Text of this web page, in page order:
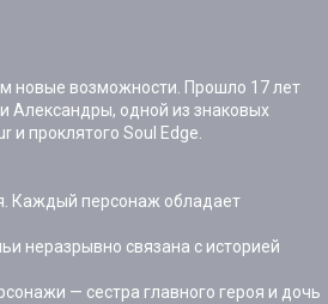
новые возможности. Прошло 17 лет
Александры, одной из знаковых
проклятого Soul Edge.
Каждый персонаж обладает
неразрывно связана с историей
— сестра главного героя и дочь